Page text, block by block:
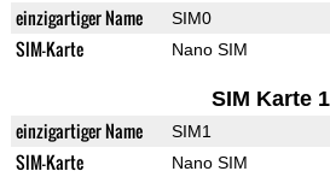
einzigartiger Name SIM0
SIM-Karte Nano SIM
SIM Karte 1
einzigartiger Name SIM1
SIM-Karte Nano SIM